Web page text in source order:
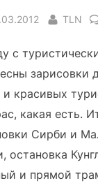
By
TLN
с
зарисовки
и красивых
какая есть.
Сирби и
остановка
и прямой